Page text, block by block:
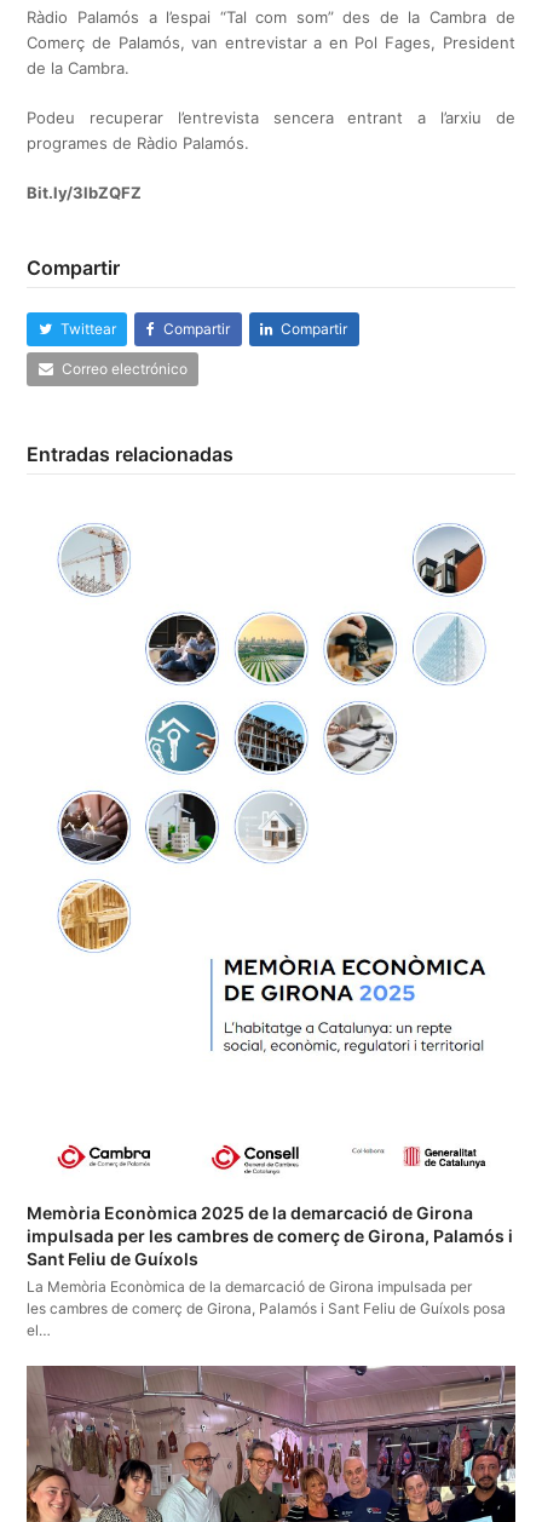
Ràdio Palamós a l’espai “Tal com som” des de la Cambra de
Comerç de Palamós, van entrevistar a en Pol Fages, President
de la Cambra.
Podeu recuperar l’entrevista sencera entrant a l’arxiu de
programes de Ràdio Palamós.
Bit.ly/3lbZQFZ
Compartir
Twittear Compartir Compartir
Correo electrónico
Entradas relacionadas
Memòria Econòmica 2025 de la demarcació de Girona
impulsada per les cambres de comerç de Girona, Palamós i
Sant Feliu de Guíxols
La Memòria Econòmica de la demarcació de Girona impulsada per
les cambres de comerç de Girona, Palamós i Sant Feliu de Guíxols posa
el…